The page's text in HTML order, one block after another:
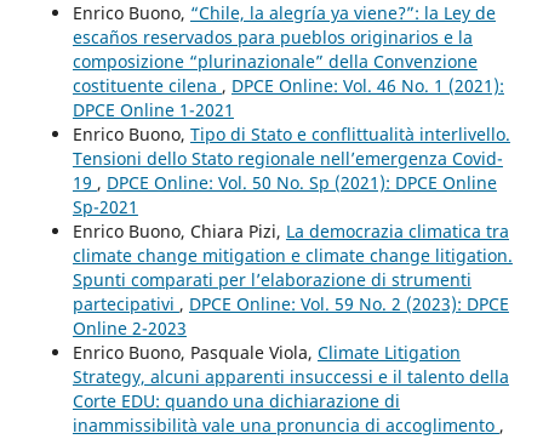
Enrico Buono, “Chile, la alegría ya viene?”: la Ley de
escaños reservados para pueblos originarios e la
composizione “plurinazionale” della Convenzione
costituente cilena , DPCE Online: Vol. 46 No. 1 (2021):
DPCE Online 1-2021
Enrico Buono, Tipo di Stato e conflittualità interlivello.
Tensioni dello Stato regionale nell’emergenza Covid-
19 , DPCE Online: Vol. 50 No. Sp (2021): DPCE Online
Sp-2021
Enrico Buono, Chiara Pizi, La democrazia climatica tra
climate change mitigation e climate change litigation.
Spunti comparati per l’elaborazione di strumenti
partecipativi , DPCE Online: Vol. 59 No. 2 (2023): DPCE
Online 2-2023
Enrico Buono, Pasquale Viola, Climate Litigation
Strategy, alcuni apparenti insuccessi e il talento della
Corte EDU: quando una dichiarazione di
inammissibilità vale una pronuncia di accoglimento ,